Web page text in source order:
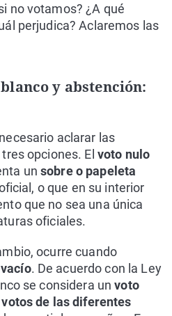
no votamos? ¿A qué
perjudica? Aclaremos las
y abstención:
aclarar las
opciones. El voto nulo
unsobre o papeleta
o que en su interior
que no sea una única
oficiales.
ocurre cuando
. De acuerdo con la Ley
se considera unvoto
de las diferentes